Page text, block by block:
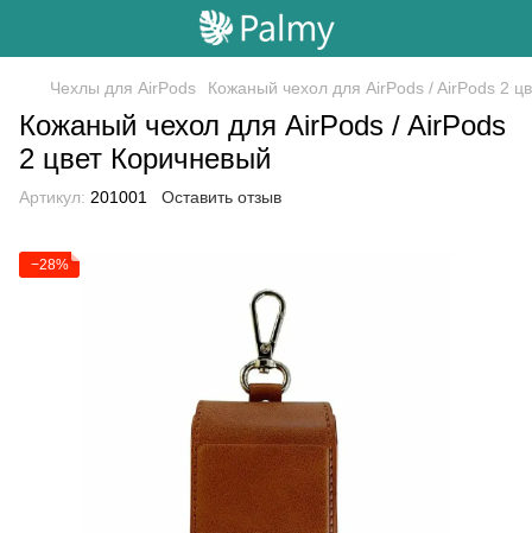
Чехлы для AirPods Кожаный чехол для AirPods / AirPods 2
Кожаный чехол для AirPods / AirPods
2 цвет Коричневый
Артикул: 201001 Оставить отзыв
−28%